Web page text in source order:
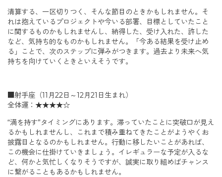
清算する、一区切りつく、そんな節目のときかもしれません。そ
れは抱えているプロジェクトや今いる部署、目標としていたこと
に関するものかもしれませんし、納得した、受け入れた、許した
など、気持ち的なものかもしれません。「今ある結果を受け止め
る」ことで、次のステップに弾みがつきます。過去より未来へ気
持ちを向けていくときといえそうです。
■射手座（11月22日～12月21日生まれ）
全体運：★★★★☆
“満を持す”タイミングにあります。滞っていたことに突破口が見え
るかもしれませんし、これまで積み重ねてきたことがようやくお
披露目となるのかもしれません。行動に移したいことがあれば、
この機会に仕掛けていきましょう。イレギュラーな予定が入るな
ど、何かと気忙しくなりそうですが、誠実に取り組めばチャンス
に繋がることもあるかもしれません。